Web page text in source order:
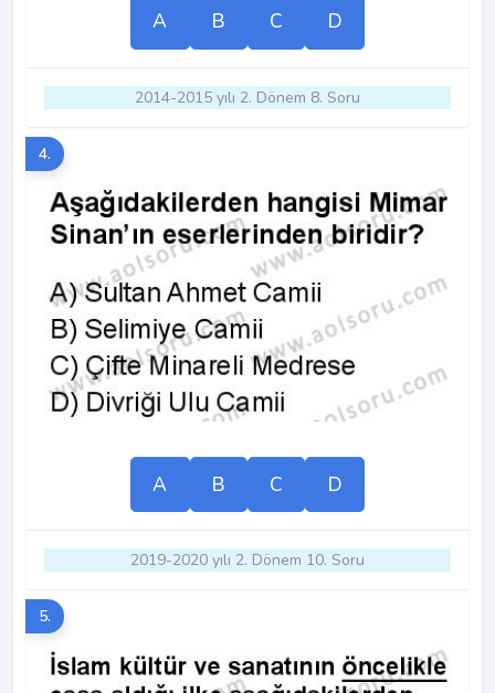
A B C D
2014-2015 yılı 2. Dönem 8. Soru
4.
A B C D
2019-2020 yılı 2. Dönem 10. Soru
5.